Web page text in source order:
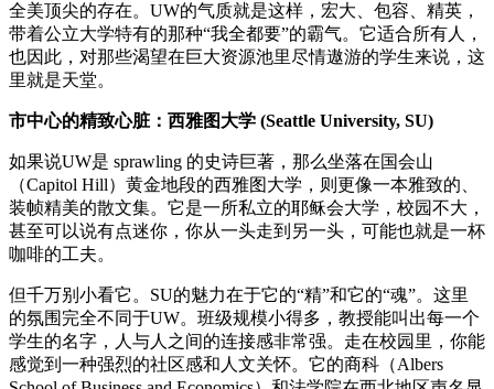
全美顶尖的存在。UW的气质就是这样，宏大、包容、精英，
带着公立大学特有的那种“我全都要”的霸气。它适合所有人，
也因此，对那些渴望在巨大资源池里尽情遨游的学生来说，这
里就是天堂。
市中心的精致心脏：西雅图大学 (Seattle University, SU)
如果说UW是 sprawling 的史诗巨著，那么坐落在国会山
（Capitol Hill）黄金地段的西雅图大学，则更像一本雅致的、
装帧精美的散文集。它是一所私立的耶稣会大学，校园不大，
甚至可以说有点迷你，你从一头走到另一头，可能也就是一杯
咖啡的工夫。
但千万别小看它。SU的魅力在于它的“精”和它的“魂”。这里
的氛围完全不同于UW。班级规模小得多，教授能叫出每一个
学生的名字，人与人之间的连接感非常强。走在校园里，你能
感觉到一种强烈的社区感和人文关怀。它的商科（Albers